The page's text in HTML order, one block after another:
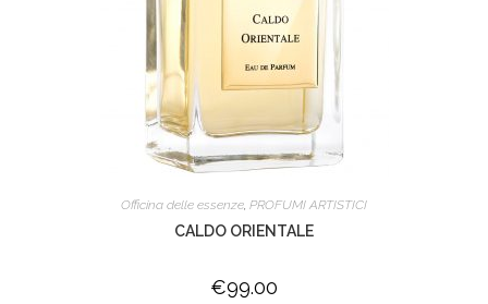
Officina delle essenze PROFUMI ARTISTICI
CALDO ORIENTALE
€99.00